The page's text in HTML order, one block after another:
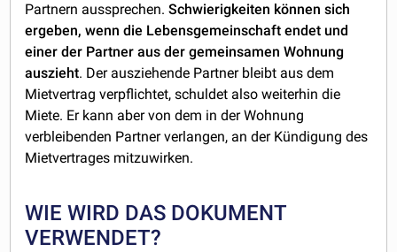
Partnern aussprechen.Schwierigkeiten können sich
ergeben, wenn die Lebensgemeinschaft endet und
einer der Partner aus der gemeinsamen Wohnung
auszieht. Der ausziehende Partner bleibt aus dem
Mietvertrag verpflichtet, schuldet also weiterhin die
Miete. Er kann aber von dem in der Wohnung
verbleibenden Partner verlangen, an der Kündigung des
Mietvertrages mitzuwirken.
WIE WIRD DAS DOKUMENT
VERWENDET?